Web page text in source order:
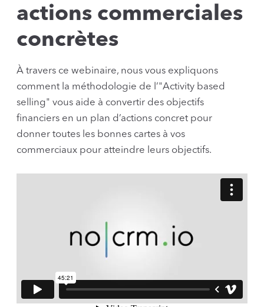
actions commerciales
concrètes
À travers ce webinaire, nous vous expliquons
comment la méthodologie de l’"Activity based
selling" vous aide à convertir des objectifs
financiers en un plan d’actions concret pour
donner toutes les bonnes cartes à vos
commerciaux pour atteindre leurs objectifs.